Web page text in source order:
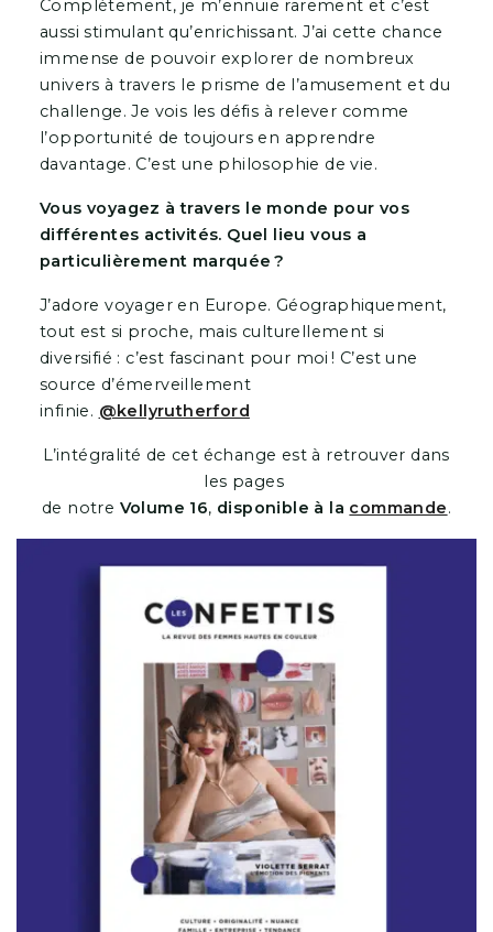
Complètement, je m’ennuie rarement et c’est
aussi stimulant qu’enrichissant. J’ai cette chance
immense de pouvoir explorer de nombreux
univers à travers le prisme de l’amusement et du
challenge. Je vois les défis à relever comme
l’opportunité de toujours en apprendre
davantage. C’est une philosophie de vie.
Vous voyagez à travers le monde pour vos
différentes activités. Quel lieu vous a
particulièrement marquée ?
J’adore voyager en Europe. Géographiquement,
tout est si proche, mais culturellement si
diversifié : c’est fascinant pour moi ! C’est une
source d’émerveillement
infinie. @kellyrutherford
L’intégralité de cet échange est à retrouver dans
les pages
de notre Volume 16, disponible à la commande.